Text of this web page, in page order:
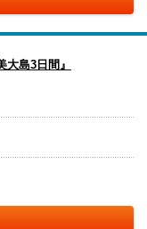
大島3日間』